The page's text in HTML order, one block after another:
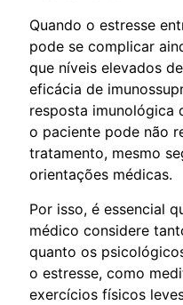
Quando o estresse
pode se complicar
que níveis elevados
eficácia de
resposta imunológica
o paciente pode não
tratamento, mesmo
orientações médicas.
Por isso, é essencial
médico considere
quanto os
o estresse, como
exercícios físicos